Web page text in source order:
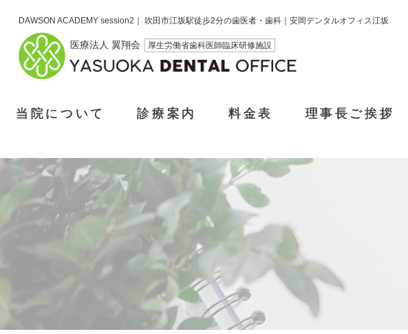
DAWSON ACADEMY session2｜ 吹田市江坂駅徒歩2分の歯医者・歯科｜安岡デンタルオフィス江坂
医療法人 翼翔会 厚生労働省歯科医師臨床研修施設
当院について 診療案内 料金表 理事長ご挨拶